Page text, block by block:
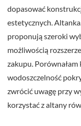
dopasować
estetycznych.
proponują szeroki
możliwością
zakupu. Porównałam
wodoszczelność
zwrócić uwagę przy
korzystać z altany